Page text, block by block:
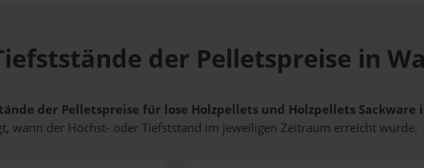
der Pelletspreise in
der Pelletspreise für lose Holzpellets und Holzpellets Sackware
wann der Höchst- oder Tiefststand im jeweiligen Zeitraum erreicht wurde.